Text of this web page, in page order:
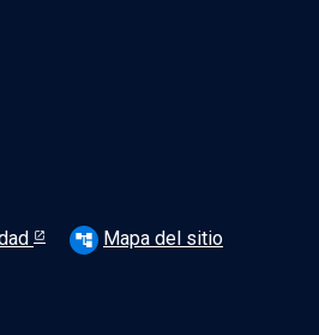
account_tree Mapa del sitio